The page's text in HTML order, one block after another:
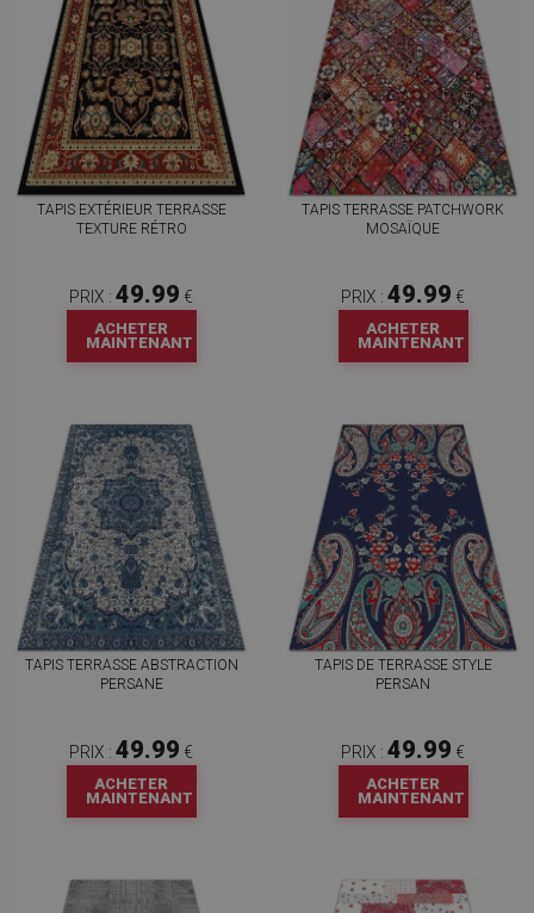
TAPIS EXTÉRIEUR TERRASSE
TEXTURE RÉTRO
PRIX : 49.99 €
ACHETER
MAINTENANT
TAPIS TERRASSE PATCHWORK
MOSAÏQUE
PRIX : 49.99 €
ACHETER
MAINTENANT
TAPIS TERRASSE ABSTRACTION
PERSANE
PRIX : 49.99 €
ACHETER
MAINTENANT
TAPIS DE TERRASSE STYLE
PERSAN
PRIX : 49.99 €
ACHETER
MAINTENANT